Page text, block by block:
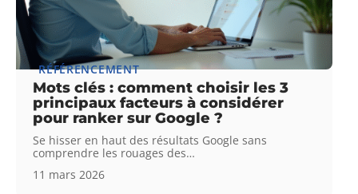
RÉFÉRENCEMENT
Mots clés : comment choisir les 3
principaux facteurs à considérer
pour ranker sur Google ?
Se hisser en haut des résultats Google sans
comprendre les rouages des…
11 mars 2026